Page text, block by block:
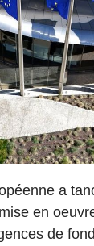
a
en
de